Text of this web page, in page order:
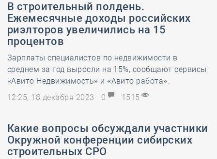
В строительный полдень.
Ежемесячные доходы российских
риэлторов увеличились на 15
процентов
Зарплаты специалистов по недвижимости в
среднем за год выросли на 15%, сообщают сервисы
«Авито Недвижимость» и «Авито работа».
12:25, 18 декабря 2023
0 1515
Какие вопросы обсуждали участники
Окружной конференции сибирских
строительных СРО